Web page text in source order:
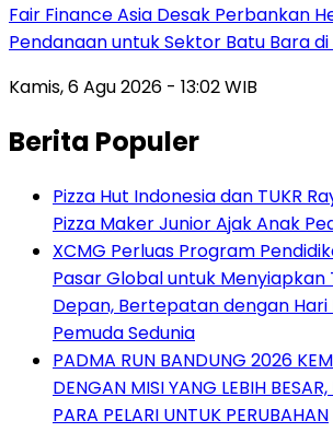
Fair Finance Asia Desak Perbankan
Pendanaan untuk Sektor Batu Bara di
Kamis, 6 Agu 2026 - 13:02 WIB
Berita Populer
Pizza Hut Indonesia dan TUKR
Pizza Maker Junior Ajak Anak
XCMG Perluas Program
Pasar Global untuk Menyiapkan
Depan, Bertepatan dengan
Pemuda Sedunia
PADMA RUN BANDUNG 2026
DENGAN MISI YANG LEBIH
PARA PELARI UNTUK PERUBAHAN